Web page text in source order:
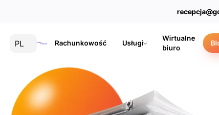
PL Rachunkowość Usługi
Wirtualne
biuro